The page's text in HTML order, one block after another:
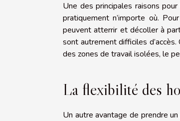
Une des principales raisons
pratiquement n’importe où.
peuvent atterrir et décoller à
sont autrement difficiles
des zones de travail isolées, le
La flexibilité des
Un autre avantage de prendre